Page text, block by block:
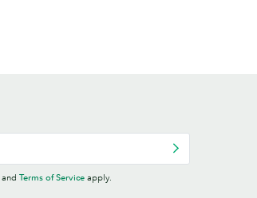
and Terms of Service apply.